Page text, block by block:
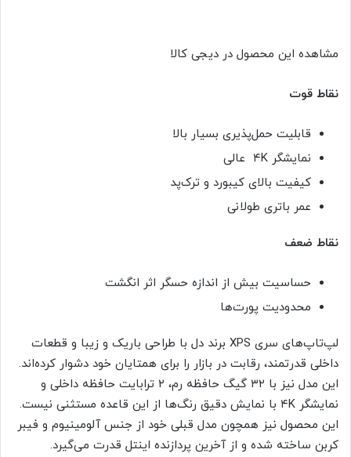
مشاهده این محصول در دیجی کالا
نقاط قوت
قابلیت حمل‌پذیری بسیار بالا
نمایشگر ۴K عالی
کیفیت بالای کیبورد و ترک‌پد
عمر باتری طولانی
نقاط ضعف
حساسیت بیش از اندازه حسگر اثر انگشت
محدودیت پورت‌ها
لپ‌تاپ‌های سری XPS برند دل با طراحی باریک و زیبا و قطعات
داخلی قدرتمند، رقابت در بازار را برای همتایان خود دشوار کرده‌اند.
این مدل نیز با ۳۲ گیگ حافظه رم، ۲ ترابایت حافظه داخلی و
نمایشگر ۴K با نمایش دقیق رنگ‌ها از این قاعده مستثنی نیست.
این محصول نیز همچون مدل قبلی خود از جنس آلومینیوم و فیبر
کربن ساخته شده و از آخرین پردازنده اینتل قدرت می‌گیرد.